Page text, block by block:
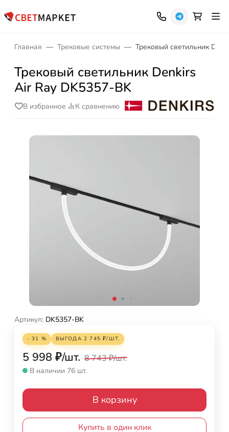
Главная Трековые системы Трековый светильник
Трековый светильник Denkirs
Air Ray DK5357-BK
В избранное К сравнению
Артикул: DK5357-BK
- 31 % ВЫГОДА 2 745 ₽/ШТ.
5 998 ₽/шт. 8 743₽/шт.
В наличии 76 шт.
В корзину
Купить в один клик